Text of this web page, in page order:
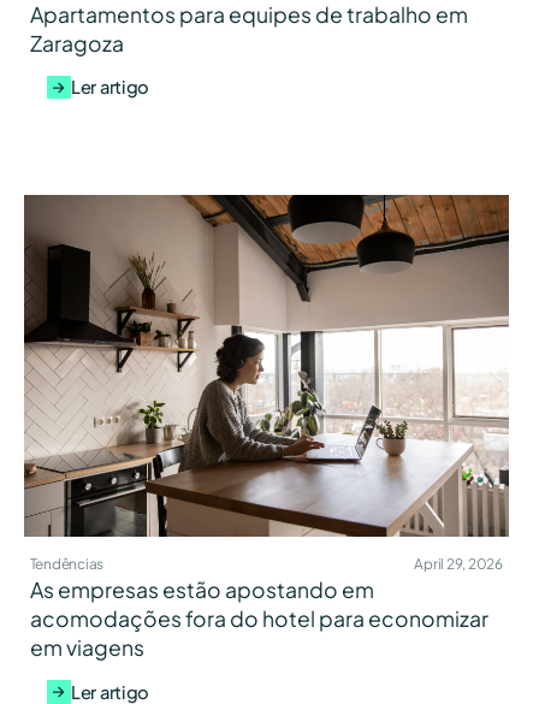
Apartamentos para equipes de trabalho em
Zaragoza
Ler artigo
Tendências April 29, 2026
As empresas estão apostando em
acomodações fora do hotel para economizar
em viagens
Ler artigo